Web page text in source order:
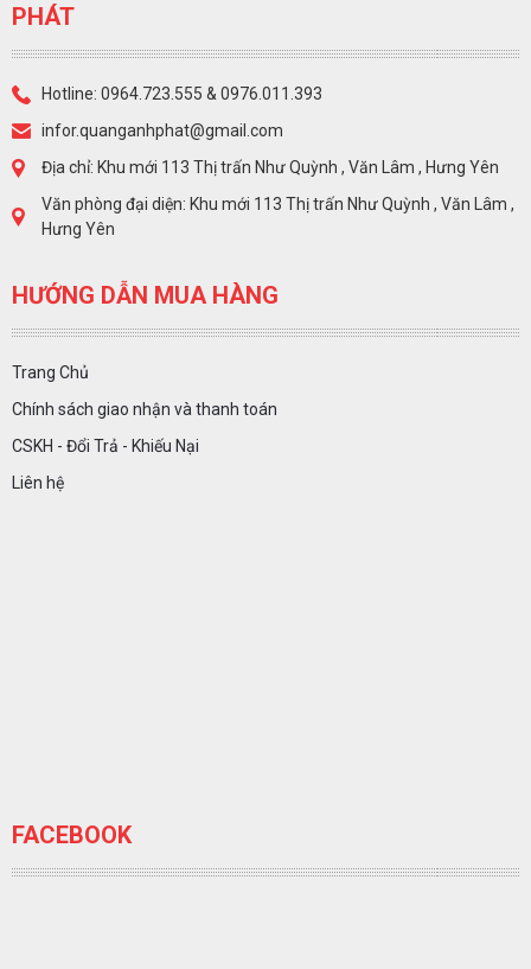
PHÁT
Hotline: 0964.723.555 & 0976.011.393
infor.quanganhphat@gmail.com
Địa chỉ: Khu mới 113 Thị trấn Như Quỳnh , Văn Lâm , Hưng Yên
Văn phòng đại diện: Khu mới 113 Thị trấn Như Quỳnh , Văn Lâm ,
Hưng Yên
HƯỚNG DẪN MUA HÀNG
Trang Chủ
Chính sách giao nhận và thanh toán
CSKH - Đổi Trả - Khiếu Nại
Liên hệ
FACEBOOK